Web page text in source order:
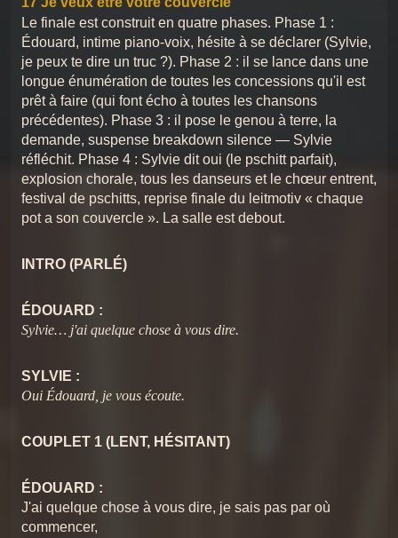
Chansons du Pschittt 11 Signez là
Chansons du Pschittt 12 Je suis un cactus
Chansons du Pschittt 13 Quand tu chantes
Chansons du Pschittt
Chansons du Pschittt 15 Les cadeaux
Chansons du Pschittt
Chansons du Pschittt
2
01 Bienvenue à la mairie
Chansons du Pschittt
3
02 Bonjour c'est bien ici ?
Chansons du Pschittt
4
03 L'Équipe contre Marie-Claire
Chansons du Pschittt
5
04 merci qui ?
Chansons du Pschittt
Chansons du Pschittt
7
9
08 Allô Martine
09 Picasso
11
10 La cérémonie
Chansons du Pschittt
Le finale est construit en quatre phases. Phase 1 :
Édouard, intime piano-voix, hésite à se déclarer (Sylvie,
je peux te dire un truc ?). Phase 2 : il se lance dans une
longue énumération de toutes les concessions qu'il est
prêt à faire (qui font écho à toutes les chansons
précédentes). Phase 3 : il pose le genou à terre, la
demande, suspense breakdown silence — Sylvie
réfléchit. Phase 4 : Sylvie dit oui (le pschitt parfait),
explosion chorale, tous les danseurs et le chœur entrent,
festival de pschitts, reprise finale du leitmotiv « chaque
pot a son couvercle ». La salle est debout.
INTRO (PARLÉ)
ÉDOUARD :
Sylvie… j'ai quelque chose à vous dire.
SYLVIE :
Oui Édouard, je vous écoute.
COUPLET 1 (LENT, HÉSITANT)
ÉDOUARD :
J'ai quelque chose à vous dire, je sais pas par où
commencer,